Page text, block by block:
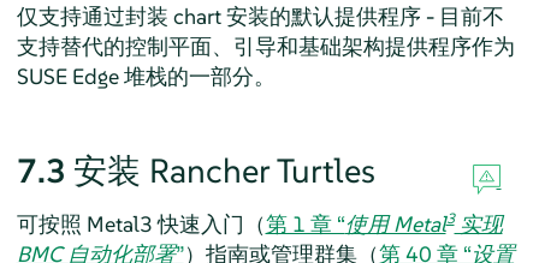
仅支持通过封装 chart 安装的默认提供程序 - 目前不
支持替代的控制平面、引导和基础架构提供程序作为
SUSE Edge 堆栈的一部分。
7.3 安装 Rancher Turtles
可按照 Metal3 快速入门（第 1 章 “使用 Metal3实现
BMC 自动化部署”）指南或管理群集（第 40 章 “设置